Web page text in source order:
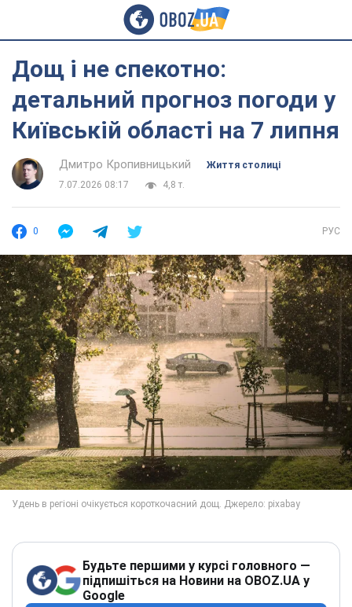
Дощ і не спекотно:
детальний прогноз погоди у
Київській області на 7 липня
Дмитро Кропивницький
Життя столиці
7.07.2026 08:17
4,8 т.
0 РУС
Будьте першими у курсі головного —
підпишіться на Новини на OBOZ.UA у
Google